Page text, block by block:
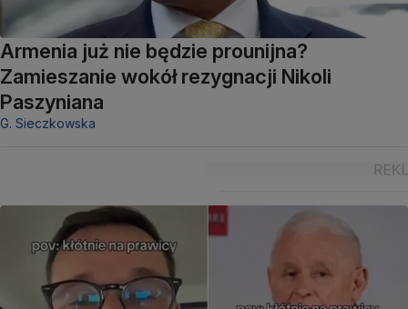
Armenia już nie będzie prounijna?
Zamieszanie wokół rezygnacji Nikoli
Paszyniana
G. Sieczkowska